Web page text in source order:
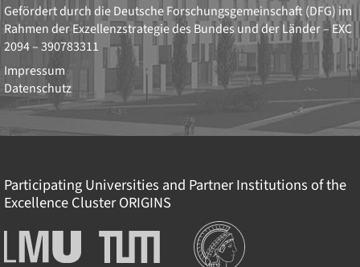
Gefördert durch dieDeutsche Forschungsgemeinschaft (DFG) im
Rahmen der Exzellenzstrategie des Bundes und der Länder – EXC
2094 – 390783311
Impressum
Datenschutz
Participating Universities and Partner Institutions of the
Excellence ClusterORIGINS
Ludwig-
Maximilians-
Technische
Universität
Institutionen